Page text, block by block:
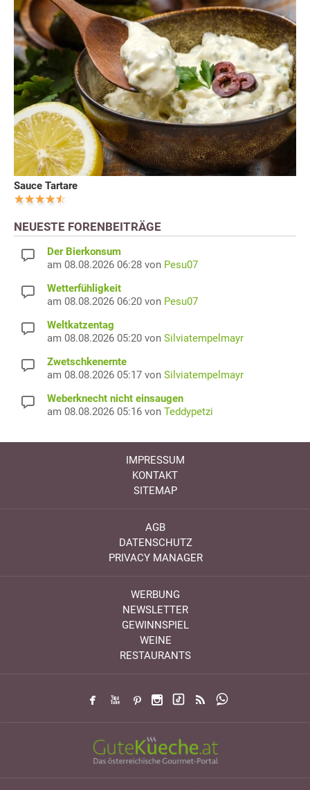
Sauce Tartare
NEUESTE FORENBEITRÄGE
Der Bierkonsum
am 08.08.2026 06:28 von Pesu07
Wetterfühligkeit
am 08.08.2026 06:20 von Pesu07
Weltkatzentag
am 08.08.2026 05:20 von Silviatempelmayr
Zwetschkenernte
am 08.08.2026 05:17 von Silviatempelmayr
Weberknecht nicht einsaugen
am 08.08.2026 05:16 von Teddypetzi
IMPRESSUM
KONTAKT
SITEMAP
AGB
DATENSCHUTZ
PRIVACY MANAGER
WERBUNG
NEWSLETTER
GEWINNSPIEL
WEINE
RESTAURANTS